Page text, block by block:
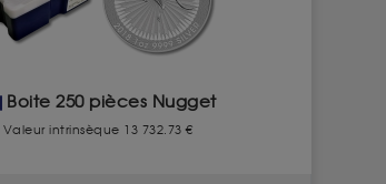
Boite 250 pièces Nugget
Valeur intrinsèque 13 732.73 €